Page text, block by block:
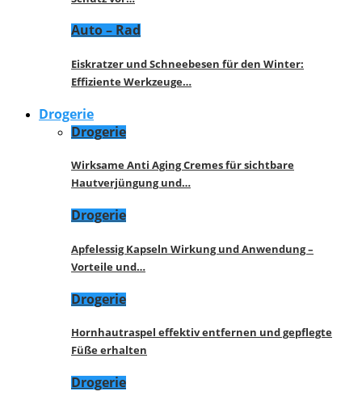
Auto – Rad
Eiskratzer und Schneebesen für den Winter:
Effiziente Werkzeuge…
Drogerie
Drogerie
Wirksame Anti Aging Cremes für sichtbare
Hautverjüngung und…
Drogerie
Apfelessig Kapseln Wirkung und Anwendung –
Vorteile und…
Drogerie
Hornhautraspel effektiv entfernen und gepflegte
Füße erhalten
Drogerie